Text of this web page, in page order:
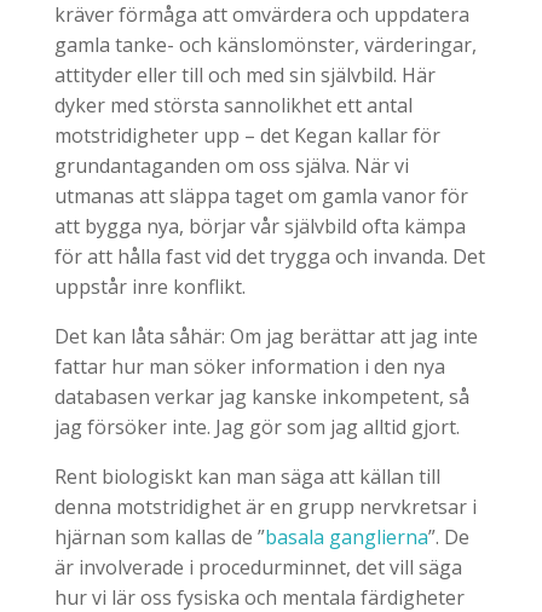
kräver förmåga att omvärdera och uppdatera
gamla tanke- och känslomönster, värderingar,
attityder eller till och med sin självbild. Här
dyker med största sannolikhet ett antal
motstridigheter upp – det Kegan kallar för
grundantaganden om oss själva. När vi
utmanas att släppa taget om gamla vanor för
att bygga nya, börjar vår självbild ofta kämpa
för att hålla fast vid det trygga och invanda. Det
uppstår inre konflikt.
Det kan låta såhär: Om jag berättar att jag inte
fattar hur man söker information i den nya
databasen verkar jag kanske inkompetent, så
jag försöker inte. Jag gör som jag alltid gjort.
Rent biologiskt kan man säga att källan till
denna motstridighet är en grupp nervkretsar i
hjärnan som kallas de ”basala ganglierna”. De
är involverade i procedurminnet, det vill säga
hur vi lär oss fysiska och mentala färdigheter